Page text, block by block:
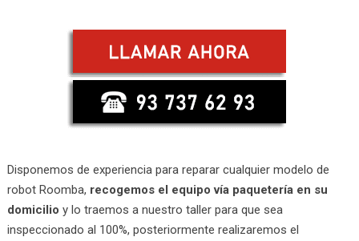
Disponemos de experiencia para reparar cualquier modelo de
robot Roomba, recogemos el equipo vía paquetería en su
domicilio y lo traemos a nuestro taller para que sea
inspeccionado al 100%, posteriormente realizaremos el